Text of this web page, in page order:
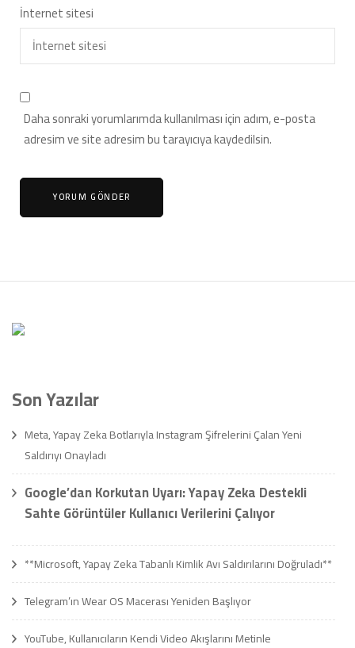
İnternet sitesi
Daha sonraki yorumlarımda kullanılması için adım, e-posta
adresim ve site adresim bu tarayıcıya kaydedilsin.
Son Yazılar
Meta, Yapay Zeka Botlarıyla Instagram Şifrelerini Çalan Yeni
Saldırıyı Onayladı
Google’dan Korkutan Uyarı: Yapay Zeka Destekli
Sahte Görüntüler Kullanıcı Verilerini Çalıyor
**Microsoft, Yapay Zeka Tabanlı Kimlik Avı Saldırılarını Doğruladı**
Telegram’ın Wear OS Macerası Yeniden Başlıyor
YouTube, Kullanıcıların Kendi Video Akışlarını Metinle